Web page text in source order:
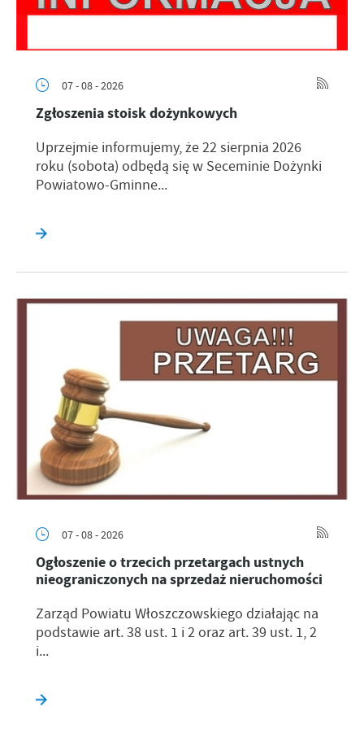
07 - 08 - 2026
Zgłoszenia stoisk dożynkowych
Uprzejmie informujemy, że 22 sierpnia 2026
roku (sobota) odbędą się w Seceminie Dożynki
Powiatowo-Gminne...
07 - 08 - 2026
Ogłoszenie o trzecich przetargach ustnych
nieograniczonych na sprzedaż nieruchomości
Zarząd Powiatu Włoszczowskiego działając na
podstawie art. 38 ust. 1 i 2 oraz art. 39 ust. 1, 2
i...